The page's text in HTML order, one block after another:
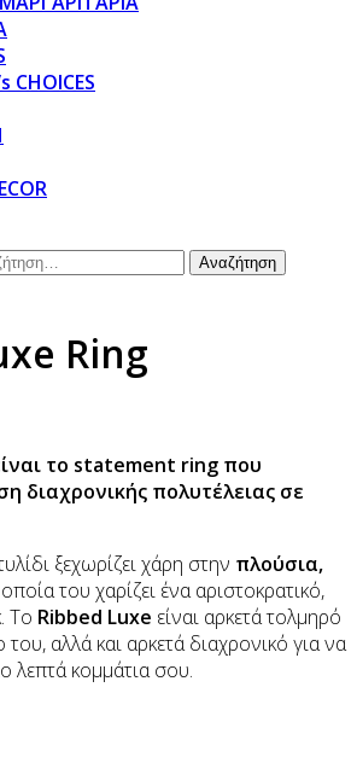
CHOICES
Ring
το statement ring που
διαχρονικής πολυτέλειας σε
ξεχωρίζει χάρη στην πλούσια,
του χαρίζει ένα αριστοκρατικό,
Το Ribbed Luxe είναι αρκετά τολμηρό
αλλά και αρκετά διαχρονικό για να
λεπτά κομμάτια σου.